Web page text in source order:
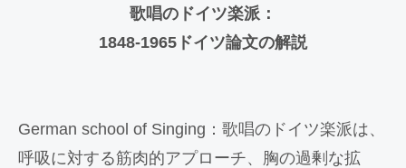
歌唱のドイツ楽派：
1848-1965ドイツ論文の解説
German school of Singing：歌唱のドイツ楽派は、
呼吸に対する筋肉的アプローチ、胸の過剰な拡